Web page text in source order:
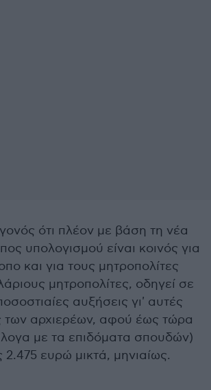
ότι πλέον με βάση τη νέα
υπολογισμού είναι κοινός για
και για τους μητροπολίτες
μητροπολίτες, οδηγεί σε
αυξήσεις γι' αυτές
των αρχιερέων, αφού έως τώρα
με τα επιδόματα σπουδών)
ευρώ μικτά, μηνιαίως.